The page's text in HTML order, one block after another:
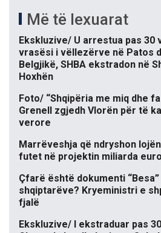
Më të lexuarat
Ekskluzive/ U arrestua pas 30
vrasësi i vëllezërve në Patos
Belgjikë, SHBA ekstradon në
Hoxhën
Foto/ “Shqipëria me miq dhe
Grenell zgjedh Vlorën për të
verore
Marrëveshja që ndryshon
futet në projektin miliarda
Çfarë është dokumenti
shqiptarëve? Kryeministri e
fjalë
Ekskluzive/ I ekstraduar pas